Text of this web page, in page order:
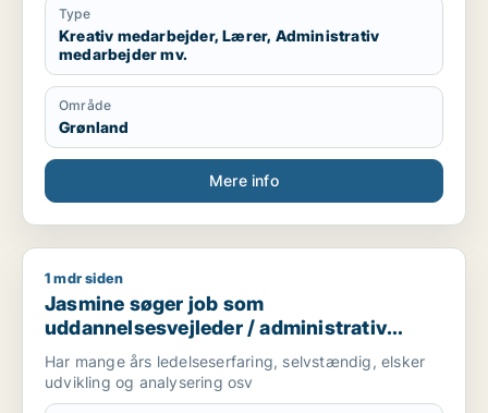
Type
Kreativ medarbejder, Lærer, Administrativ
medarbejder mv.
Område
Grønland
Mere info
Jasmine søger job som uddannelsesvejleder / administrativ
1 mdr siden
Jasmine søger job som
uddannelsesvejleder / administrativ
medarbejder / konsulent
Har mange års ledelseserfaring, selvstændig, elsker
udvikling og analysering osv